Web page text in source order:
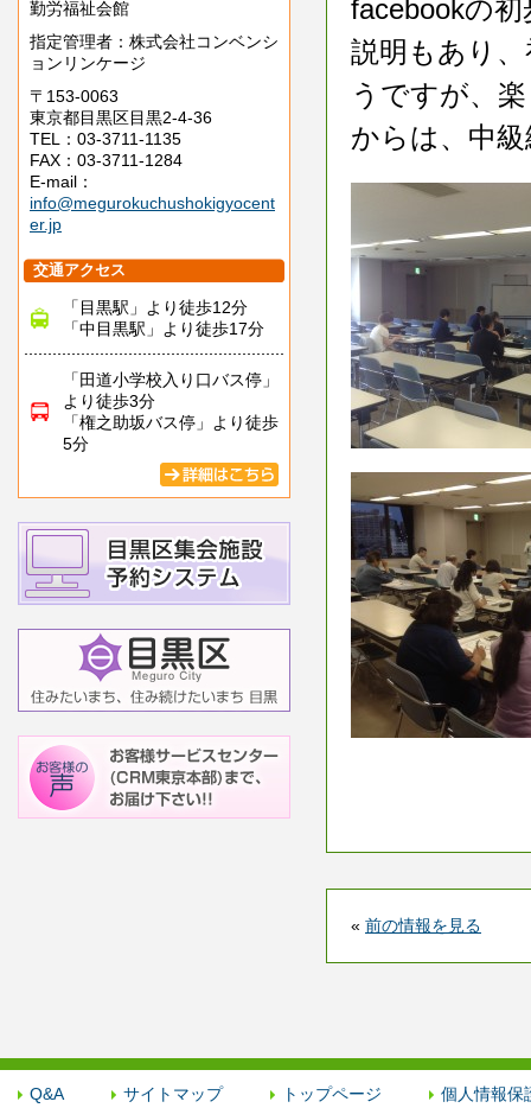
勤労福祉会館
指定管理者：株式会社コンベンシ
ョンリンケージ
〒153-0063
東京都目黒区目黒2-4-36
TEL：03-3711-1135
FAX：03-3711-1284
E-mail：
info@megurokuchushokigyocent
er.jp
交通アクセス
「目黒駅」より徒歩12分
「中目黒駅」より徒歩17分
「田道小学校入り口バス停」
より徒歩3分
「権之助坂バス停」より徒歩
5分
facebookの
説明もあり
うですが、
からは、中
« 前の情報を見る
Q&A サイトマップ トップページ 個人情報保